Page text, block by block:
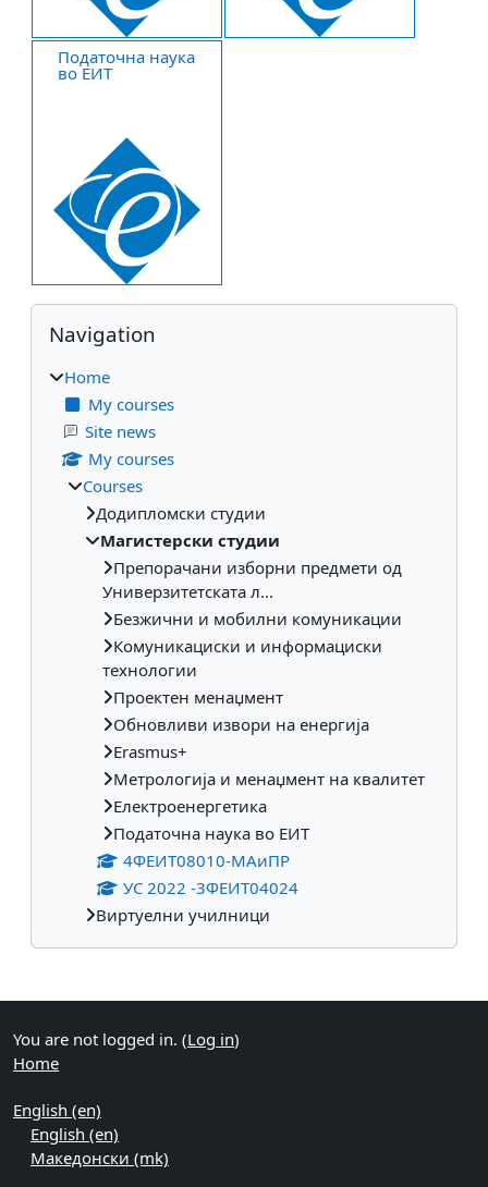
Податочна наука
во ЕИТ
Blocks
Skip Navigation
Navigation
Home
My courses
Site news
My courses
Courses
Додипломски студии
Магистерски студии
Препорачани изборни предмети од
Универзитетската л...
Безжични и мобилни комуникации
Комуникациски и информациски
технологии
Проектен менаџмент
Обновливи извори на енергија
Erasmus+
Метрологија и менаџмент на квалитет
Електроенергетика
Податочна наука во ЕИТ
4ФЕИТ08010-МАиПР
УС 2022 -3ФЕИТ04024
Виртуелни училници
Supplementary blocks
You are not logged in. (Log in)
Home
English ‎(en)‎
English ‎(en)‎
Македонски ‎(mk)‎